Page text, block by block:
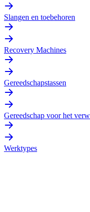
Slangen en toebehoren
Recovery Machines
Gereedschapstassen
Gereedschap voor het
Werktypes